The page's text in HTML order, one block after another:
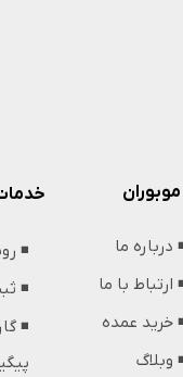
موبوران
درباره ما
ارتباط با ما
خرید عمده
وبلاگ
◾️
◾️
◾️